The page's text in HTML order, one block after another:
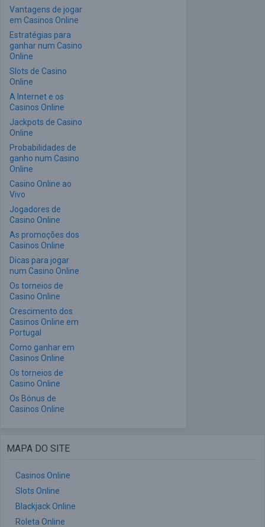
Vantagens de jogar
em Casinos Online
Estratégias para
ganhar num Casino
Online
Slots de Casino
Online
A Internet e os
Casinos Online
Jackpots de Casino
Online
Probabilidades de
ganho num Casino
Online
Casino Online ao
Vivo
Jogadores de
Casino Online
As promoções dos
Casinos Online
Dicas para jogar
num Casino Online
Os torneios de
Casino Online
Crescimento dos
Casinos Online em
Portugal
Como ganhar em
Casinos Online
Os torneios de
Casino Online
Os Bónus de
Casinos Online
MAPA DO SITE
Casinos Online
Slots Online
Blackjack Online
Roleta Online